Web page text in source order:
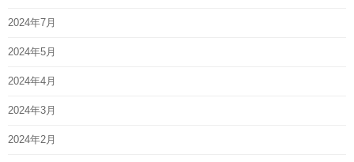
2024年7月
2024年5月
2024年4月
2024年3月
2024年2月